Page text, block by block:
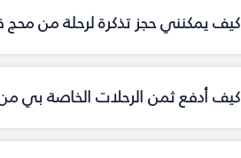
كيف يمكنني حجز تذكرة لرحلة من
كيف أدفع ثمن الرحلات الخاصة بي